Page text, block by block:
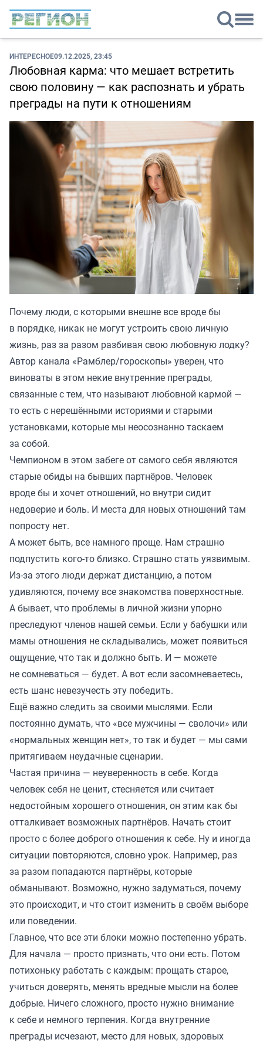
ИНТЕРЕСНОЕ09.12.2025, 23:45
Любовная карма: что мешает встретить
свою половину — как распознать и убрать
преграды на пути к отношениям
Почему люди, с которыми внешне все вроде бы
в порядке, никак не могут устроить свою личную
жизнь, раз за разом разбивая свою любовную лодку?
Автор канала «Рамблер/гороскопы» уверен, что
виноваты в этом некие внутренние преграды,
связанные с тем, что называют любовной кармой —
то есть с нерешёнными историями и старыми
установками, которые мы неосознанно таскаем
за собой.
Чемпионом в этом забеге от самого себя являются
старые обиды на бывших партнёров. Человек
вроде бы и хочет отношений, но внутри сидит
недоверие и боль. И места для новых отношений там
попросту нет.
А может быть, все намного проще. Нам страшно
подпустить кого-то близко. Страшно стать уязвимым.
Из-за этого люди держат дистанцию, а потом
удивляются, почему все знакомства поверхностные.
А бывает, что проблемы в личной жизни упорно
преследуют членов нашей семьи. Если у бабушки или
мамы отношения не складывались, может появиться
ощущение, что так и должно быть. И — можете
не сомневаться — будет. А вот если засомневаетесь,
есть шанс невезучесть эту победить.
Ещё важно следить за своими мыслями. Если
постоянно думать, что «все мужчины — сволочи» или
«нормальных женщин нет», то так и будет — мы сами
притягиваем неудачные сценарии.
Частая причина — неуверенность в себе. Когда
человек себя не ценит, стесняется или считает
недостойным хорошего отношения, он этим как бы
отталкивает возможных партнёров. Начать стоит
просто с более доброго отношения к себе. Ну и иногда
ситуации повторяются, словно урок. Например, раз
за разом попадаются партнёры, которые
обманывают. Возможно, нужно задуматься, почему
это происходит, и что стоит изменить в своём выборе
или поведении.
Главное, что все эти блоки можно постепенно убрать.
Для начала — просто признать, что они есть. Потом
потихоньку работать с каждым: прощать старое,
учиться доверять, менять вредные мысли на более
добрые. Ничего сложного, просто нужно внимание
к себе и немного терпения. Когда внутренние
преграды исчезают, место для новых, здоровых